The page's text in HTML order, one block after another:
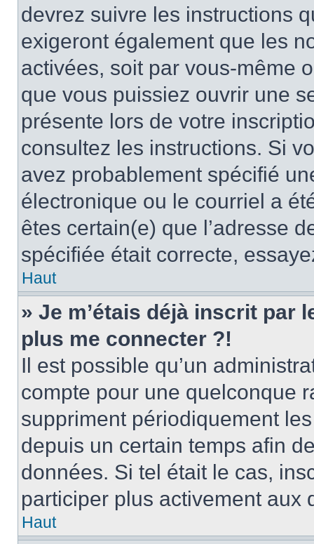
devrez suivre les instructions
exigeront également que les
activées, soit par vous-même
que vous puissiez ouvrir une
présente lors de votre
consultez les instructions. Si
avez probablement spécifié
électronique ou le courriel a
êtes certain(e) que l’adresse
spécifiée était correcte,
Haut
» Je m’étais déjà inscrit par
plus me connecter ?!
Il est possible qu’un
compte pour une quelconque
suppriment périodiquement
depuis un certain temps afin
données. Si tel était le cas,
participer plus activement aux
Haut